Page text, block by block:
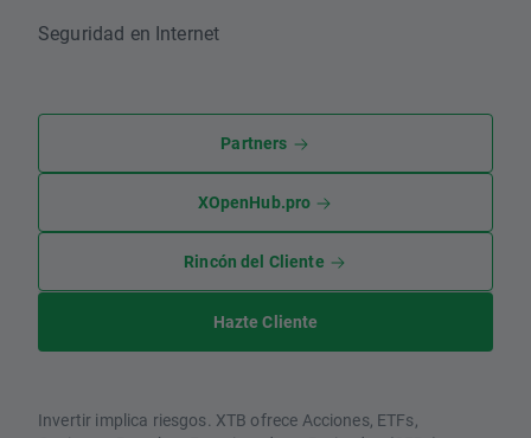
Seguridad en Internet
Partners
XOpenHub.pro
Rincón del Cliente
Hazte Cliente
Invertir implica riesgos. XTB ofrece Acciones, ETFs,